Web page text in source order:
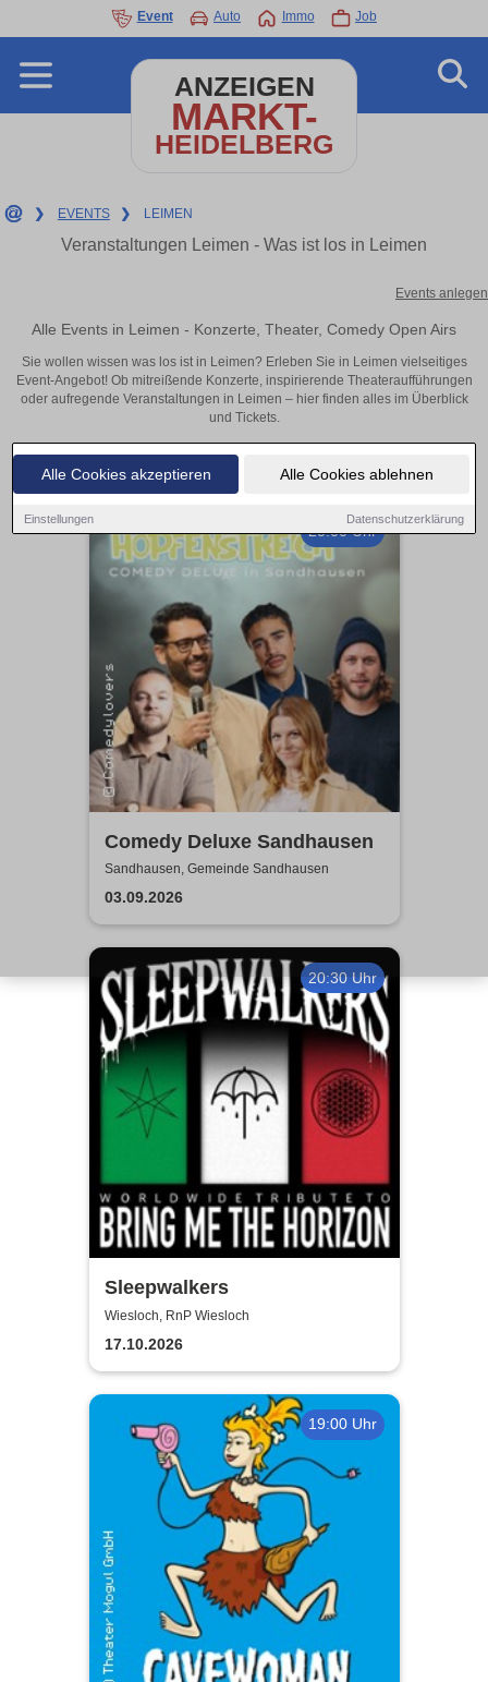
Alle Cookies akzeptieren Alle Cookies ablehnen
Einstellungen Datenschutzerklärung
Event Auto Immo Job
ANZEIGEN
MARKT-
HEIDELBERG
❯ EVENTS ❯ LEIMEN
Veranstaltungen Leimen - Was ist los in Leimen
Events anlegen
Alle Events in Leimen - Konzerte, Theater, Comedy Open Airs
Sie wollen wissen was los ist in Leimen? Erleben Sie in Leimen vielseitiges
Event-Angebot! Ob mitreißende Konzerte, inspirierende Theateraufführungen
oder aufregende Veranstaltungen in Leimen – hier finden alles im Überblick
und Tickets.
20:00 Uhr
Comedy Deluxe Sandhausen
Sandhausen, Gemeinde Sandhausen
03.09.2026
20:30 Uhr
Sleepwalkers
Wiesloch, RnP Wiesloch
17.10.2026
19:00 Uhr